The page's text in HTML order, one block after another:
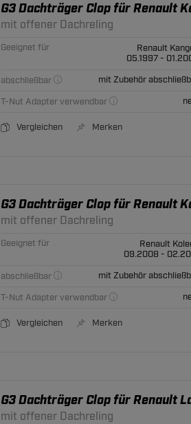
G3 Dachträger Clop für Renault
mit offener Dachreling
Geeignet für
Renault
05.1997 -
abschließbar
mit Zubehör
T-Nut Adapter verwendbar
Vergleichen Merken
G3 Dachträger Clop für Renault
mit offener Dachreling
Geeignet für
Renault
09.2008 -
abschließbar
mit Zubehör
T-Nut Adapter verwendbar
Vergleichen Merken
G3 Dachträger Clop für Renault
mit offener Dachreling